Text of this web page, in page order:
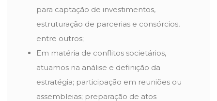
para captação de investimentos,
estruturação de parcerias e consórcios,
entre outros;
Em matéria de conflitos societários,
atuamos na análise e definição da
estratégia; participação em reuniões ou
assembleias; preparação de atos